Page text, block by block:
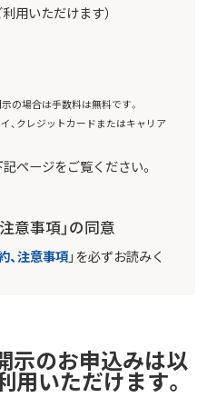
用いただけます）
の場合は手数料は無料です。
、クレジットカードまたはキャリア
ページをご覧ください。
意事項」の同意
、注意事項」を必ずお読みく
示のお申込みは以
用いただけます。